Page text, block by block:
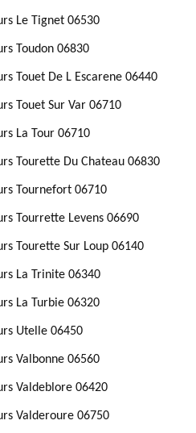
Le Tignet 06530
Toudon 06830
Touet De L Escarene 06440
Touet Sur Var 06710
La Tour 06710
Tourette Du Chateau 06830
Tournefort 06710
Tourrette Levens 06690
Tourette Sur Loup 06140
La Trinite 06340
La Turbie 06320
Utelle 06450
Valbonne 06560
Valdeblore 06420
Valderoure 06750